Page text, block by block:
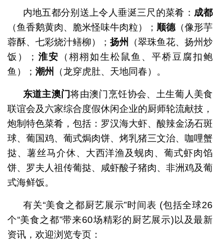
内地五都分别送上令人垂涎三尺的菜肴： 成都
（鱼香鹅黄肉、脆米怪味牛肉粒）；顺德（像形芋
蓉酥、七彩烧汁鳝柳）； 扬州
（翠珠鱼花、扬州炒
饭）； 淮安 （栩栩如生松鼠鱼、平桥豆腐扣鲍
鱼）； 潮州 （龙穿虎肚、天地同春）。
东道主澳门将由澳门烹饪协会、土生葡人美食
联谊会及六家综合度假休闲企业的厨师轮流献技，
炮制特色菜肴，包括：罗汉海大虾、酸辣金汤石斑
球、葡国鸡、葡式焗肉饼、烤乳猪三文治、咖哩蟹
挞、薯丝马介休、大西洋渔及蚬肉、葡式虾肉馅
饼、罗夫人祖传葡挞、咸虾酸子猪肉、非洲鸡及葡
式海鲜饭。
有关“美食之都厨艺展示”时间表 (包括全球26
个“美食之都”带来60场精彩的厨艺展示)以及最新
资讯，欢迎浏览专页：